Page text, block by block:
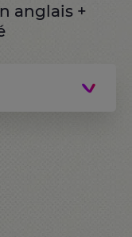
anglais +